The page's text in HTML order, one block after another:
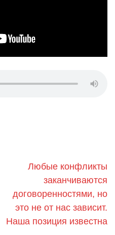
Любые конфликты
заканчиваются
договоренностями, но
это не от нас зависит.
Наша позиция известна